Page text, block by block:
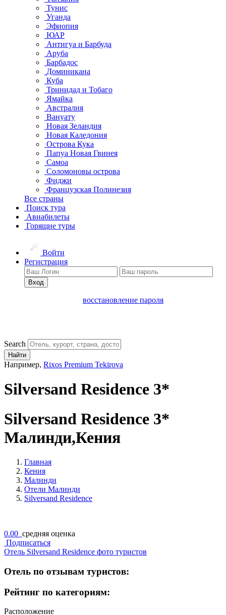
Тунис
Уганда
Эфиопия
ЮАР
Антигуа и Барбуда
Аруба
Барбадос
Доминикана
Куба
Тринидад и Тобаго
Ямайка
Австралия
Вануату
Новая Зеландия
Новая Каледония
Острова Кука
Папуа Новая Гвинея
Самоа
Соломоновы острова
Фиджи
Французская Полинезия
Все страны
Поиск тура
Авиабилеты
Горящие туры
Войти
Регистрация
Вход
восстановление пароля
Search
Найти
Например, Rixos Premium Tekirova
Silversand Residence 3*
Silversand Residence 3*
Малинди,Кения
Главная
Кения
Малинди
Отели Малинди
Silversand Residence
0.00 средняя оценка
Подписаться
Отель Silversand Residence фото туристов
Отель по отзывам туристов:
Рейтинг по категориям:
Расположение